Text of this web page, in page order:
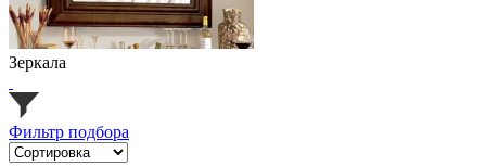
Зеркала
Фильтр подбора